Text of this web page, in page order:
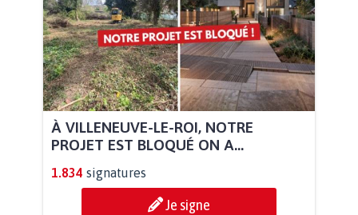
À VILLENEUVE-LE-ROI, NOTRE
PROJET EST BLOQUÉ ON A...
1.834 signatures
Je signe